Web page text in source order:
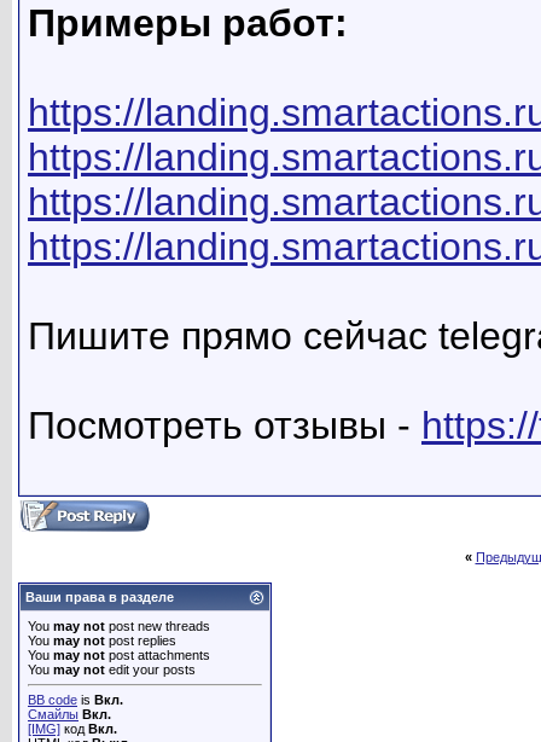
Примеры работ:
https://
https://
https://
https://
Пишите прямо сейчас
Посмотреть отзывы -
«
Ваши права в разделе
You may not post new threads
You may not post replies
You may not post attachments
You may not edit your posts
BB code is Вкл.
Смайлы Вкл.
[IMG] код Вкл.